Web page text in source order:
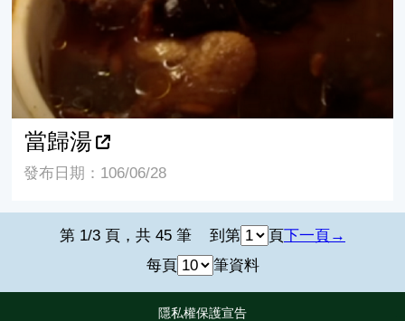
當歸湯
發布日期：106/06/28
第 1/3 頁，共 45 筆 到第 頁下一頁
每頁
筆資料
隱私權保護宣告